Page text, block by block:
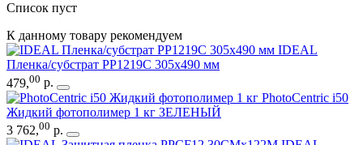
Список пуст
К данному товару рекомендуем
IDEAL
Пленка/субстрат PP1219C 305x490 мм
479,00 р.
PhotoCentric i50
Жидкий фотополимер 1 кг ЗЕЛЕНЫЙ
3 762,00 р.